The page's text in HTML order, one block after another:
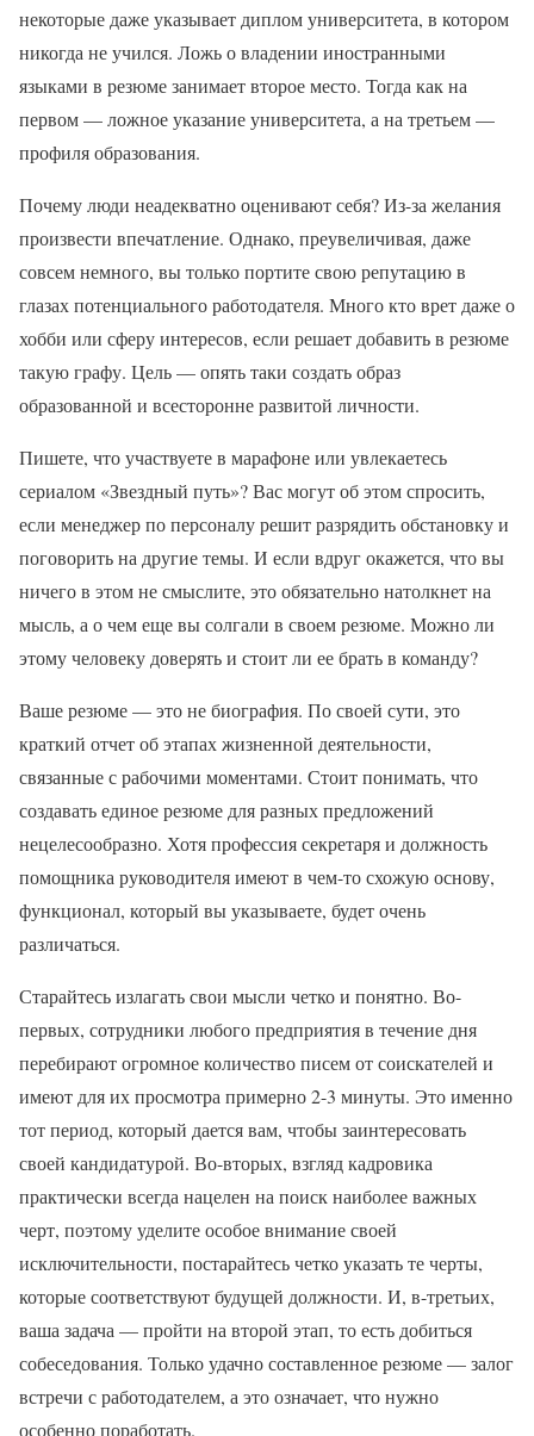
некоторые даже указывает диплом университета, в котором
никогда не учился. Ложь о владении иностранными
языками в резюме занимает второе место. Тогда как на
первом — ложное указание университета, а на третьем —
профиля образования.
Почему люди неадекватно оценивают себя? Из-за желания
произвести впечатление. Однако, преувеличивая, даже
совсем немного, вы только портите свою репутацию в
глазах потенциального работодателя. Много кто врет даже о
хобби или сферу интересов, если решает добавить в резюме
такую графу. Цель — опять таки создать образ
образованной и всесторонне развитой личности.
Пишете, что участвуете в марафоне или увлекаетесь
сериалом «Звездный путь»? Вас могут об этом спросить,
если менеджер по персоналу решит разрядить обстановку и
поговорить на другие темы. И если вдруг окажется, что вы
ничего в этом не смыслите, это обязательно натолкнет на
мысль, а о чем еще вы солгали в своем резюме. Можно ли
этому человеку доверять и стоит ли ее брать в команду?
Ваше резюме — это не биография. По своей сути, это
краткий отчет об этапах жизненной деятельности,
связанные с рабочими моментами. Стоит понимать, что
создавать единое резюме для разных предложений
нецелесообразно. Хотя профессия секретаря и должность
помощника руководителя имеют в чем-то схожую основу,
функционал, который вы указываете, будет очень
различаться.
Старайтесь излагать свои мысли четко и понятно. Во-
первых, сотрудники любого предприятия в течение дня
перебирают огромное количество писем от соискателей и
имеют для их просмотра примерно 2-3 минуты. Это именно
тот период, который дается вам, чтобы заинтересовать
своей кандидатурой. Во-вторых, взгляд кадровика
практически всегда нацелен на поиск наиболее важных
черт, поэтому уделите особое внимание своей
исключительности, постарайтесь четко указать те черты,
которые соответствуют будущей должности. И, в-третьих,
ваша задача — пройти на второй этап, то есть добиться
собеседования. Только удачно составленное резюме — залог
встречи с работодателем, а это означает, что нужно
особенно поработать.